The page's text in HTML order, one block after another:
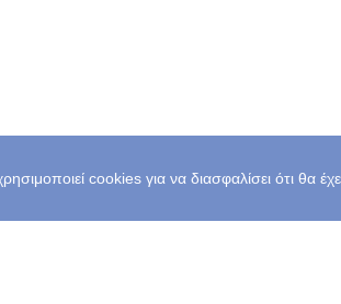
cookies για να διασφαλίσει ότι θα